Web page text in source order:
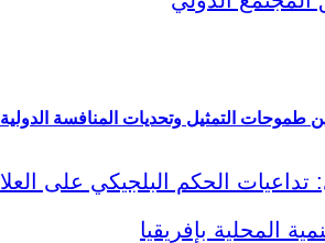
طموحات التمثيل وتحديات المنافسة الدولية